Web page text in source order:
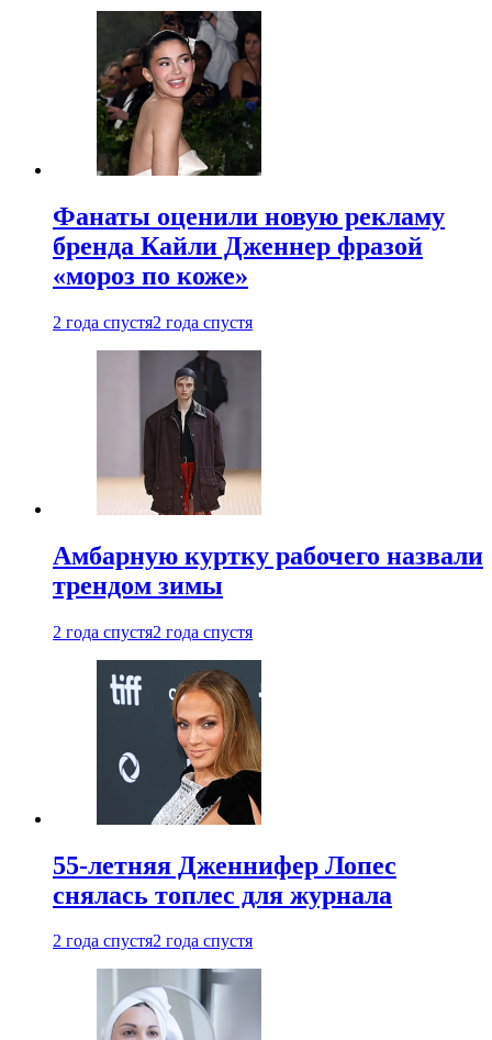
Фанаты оценили новую рекламу
бренда Кайли Дженнер фразой
«мороз по коже»
2 года спустя2 года спустя
Амбарную куртку рабочего назвали
трендом зимы
2 года спустя2 года спустя
55-летняя Дженнифер Лопес
снялась топлес для журнала
2 года спустя2 года спустя